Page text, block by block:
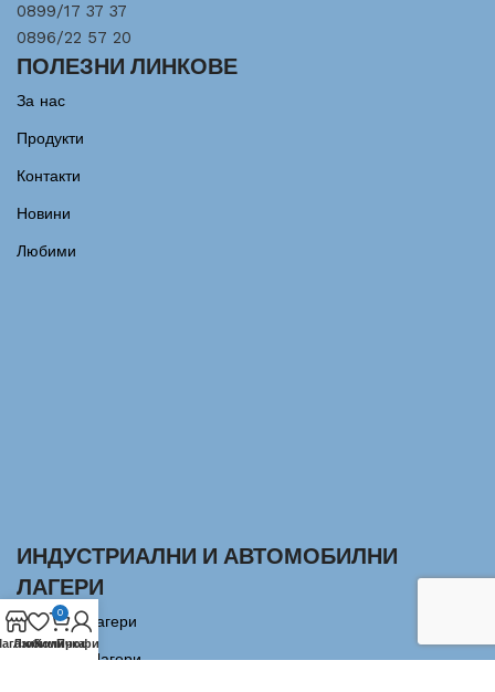
0899/17 37 37
0896/22 57 20
ПОЛЕЗНИ ЛИНКОВЕ
За нас
Продукти
Контакти
Новини
Любими
ИНДУСТРИАЛНИ И АВТОМОБИЛНИ
ЛАГЕРИ
Сачмени лагери
Аксиални Лагери
Любими
0
Количка
Профил